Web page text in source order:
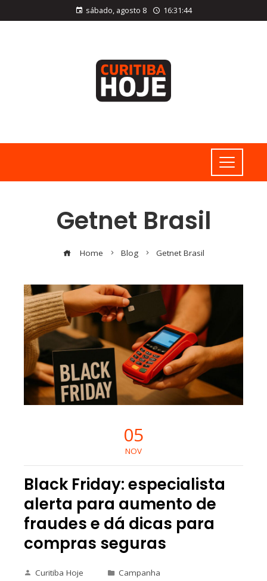
sábado, agosto 8 16:31:45
Getnet Brasil
Home Blog Getnet Brasil
05
NOV
Black Friday: especialista
alerta para aumento de
fraudes e dá dicas para
compras seguras
Curitiba Hoje
Campanha